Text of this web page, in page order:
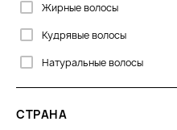
Для роста волос
Для создания локонов
Для упругости
Ламинирование
Жирные волосы
Кудрявые волосы
Натуральные волосы
Непослушные волосы
Нормальные волосы
СТРАНА